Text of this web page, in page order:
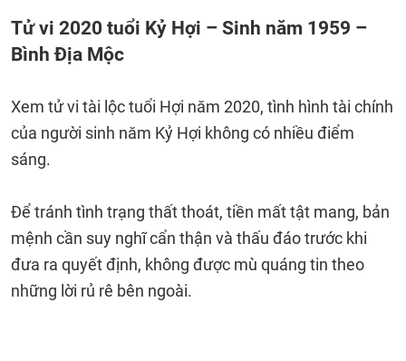
Tử vi 2020 tuổi Kỷ Hợi – Sinh năm 1959 –
Bình Địa Mộc
Xem tử vi tài lộc tuổi Hợi năm 2020, tình hình tài chính
của người sinh năm Kỷ Hợi không có nhiều điểm
sáng.
Để tránh tình trạng thất thoát, tiền mất tật mang, bản
mệnh cần suy nghĩ cẩn thận và thấu đáo trước khi
đưa ra quyết định, không được mù quáng tin theo
những lời rủ rê bên ngoài.